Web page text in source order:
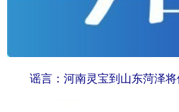
谣言：河南灵宝到山东菏泽将